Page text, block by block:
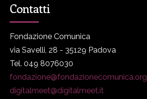
Contatti
Fondazione Comunica
via Savelli, 28 - 35129 Padova
Tel. 049 8076030
fondazione@fondazionecomunica.org
digitalmeet@digitalmeet.it